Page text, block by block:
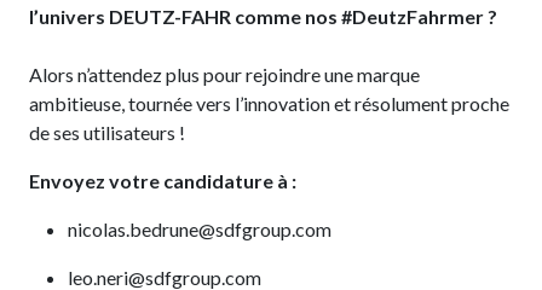
l’univers DEUTZ-FAHR comme nos #DeutzFahrmer ?
Alors n’attendez plus pour rejoindre une marque
ambitieuse, tournée vers l’innovation et résolument proche
de ses utilisateurs !
Envoyez votre candidature à :
nicolas.bedrune@sdfgroup.com
leo.neri@sdfgroup.com